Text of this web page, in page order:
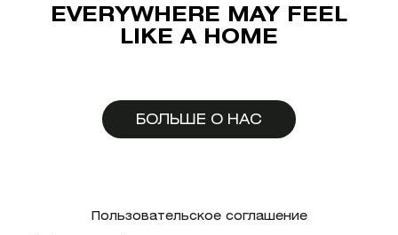
EVERYWHERE MAY FEEL
LIKE A HOME
БОЛЬШЕ О НАС
Пользовательское соглашение